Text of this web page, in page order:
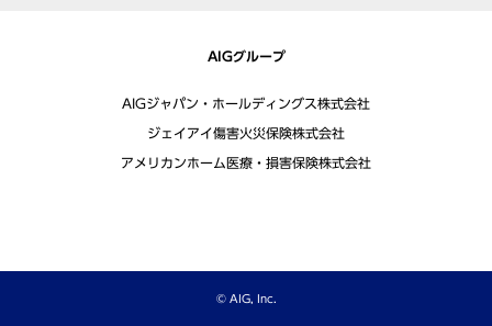
AIGグループ
AIGジャパン・ホールディングス株式会社
ジェイアイ傷害火災保険株式会社
アメリカンホーム医療・損害保険株式会社
© AIG, Inc.